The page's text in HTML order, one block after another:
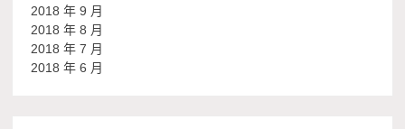
2018 年 9 月
2018 年 8 月
2018 年 7 月
2018 年 6 月